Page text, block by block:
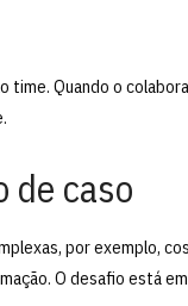
time. Quando o
de caso
por exemplo,
O desafio está